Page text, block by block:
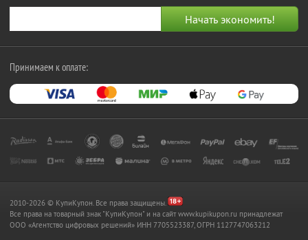
Принимаем к оплате:
2010-2026 © КупиКупон. Все права защищены.
Все права на товарный знак "КупиКупон" и на сайт www.kupikupon.ru принадлежат
OOO «Агентство цифровых решений» ИНН 7705523387, ОГРН 1127747063212